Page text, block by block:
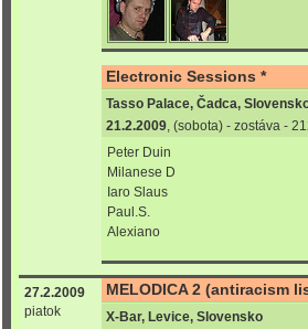
Electronic Sessions *
Tasso Palace, Čadca,
21.2.2009, (sobota) - zostáva -
Peter Duin
Milanese D
Iaro Slaus
Paul.S.
Alexiano
27.2.2009
piatok
MELODICA 2 (antiracism
X-Bar, Levice, Slovensko